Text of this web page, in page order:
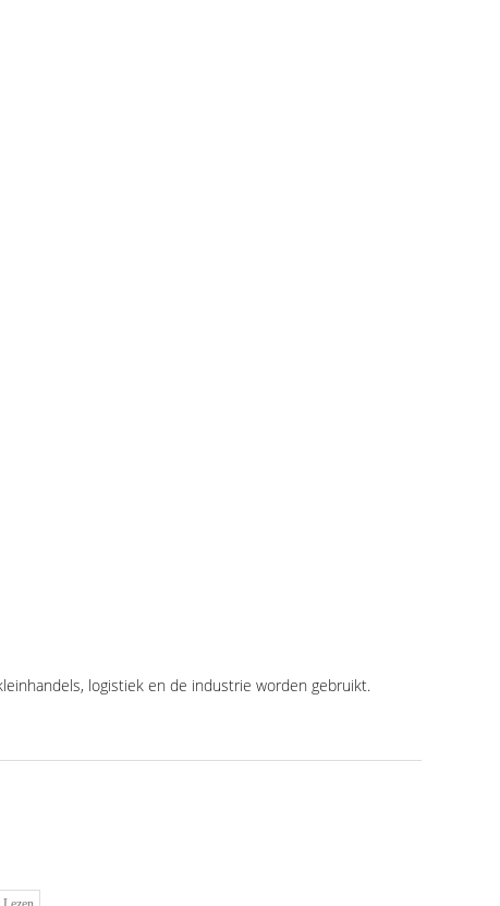
logistiek en de industrie worden gebruikt.